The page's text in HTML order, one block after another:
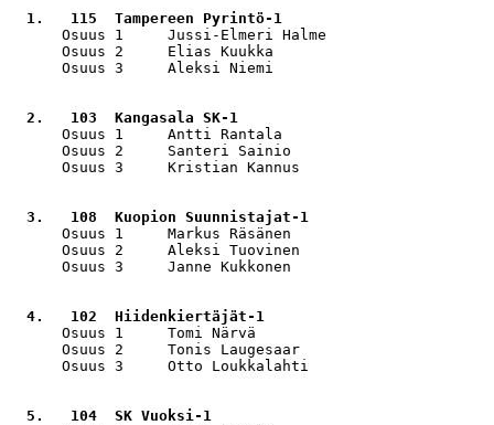
1.   115  Tampereen Pyrintö-1
Osuus 1     Jussi-Elmeri Halme
Osuus 2     Elias Kuukka
Osuus 3     Aleksi Niemi
2.   103  Kangasala SK-1
Osuus 1     Antti Rantala
Osuus 2     Santeri Sainio
Osuus 3     Kristian Kannus
3.   108  Kuopion Suunnistajat-1
Osuus 1     Markus Räsänen
Osuus 2     Aleksi Tuovinen
Osuus 3     Janne Kukkonen
4.   102  Hiidenkiertäjät-1
Osuus 1     Tomi Närvä
Osuus 2     Tonis Laugesaar
Osuus 3     Otto Loukkalahti
5.   104  SK Vuoksi-1